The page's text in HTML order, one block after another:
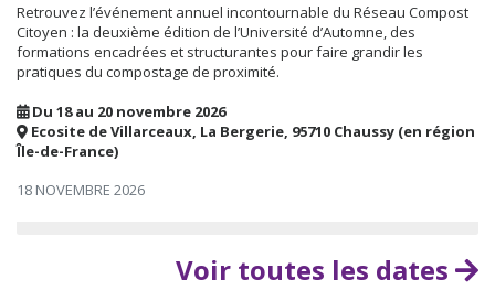
Retrouvez l’événement annuel incontournable du Réseau Compost
Citoyen : la deuxième édition de l’Université d’Automne, des
formations encadrées et structurantes pour faire grandir les
pratiques du compostage de proximité.
Du 18 au 20 novembre 2026
Ecosite de Villarceaux, La Bergerie, 95710 Chaussy (en région
Île-de-France)
18 NOVEMBRE 2026
Voir toutes les dates